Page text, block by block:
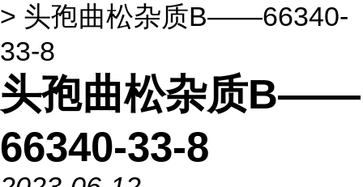
> 头孢曲松杂质B——66340-
33-8
头孢曲松杂质B——
66340-33-8